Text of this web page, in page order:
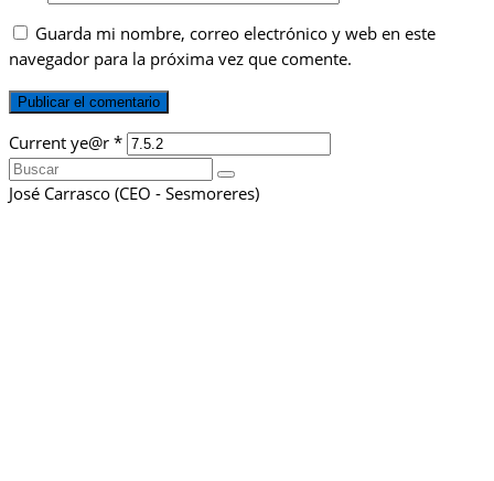
Guarda mi nombre, correo electrónico y web en este
navegador para la próxima vez que comente.
Current ye@r *
Buscar
por:
José Carrasco (CEO - Sesmoreres)